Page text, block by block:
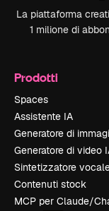
La piattaforma
1 milione di
Prodotti
Spaces
Assistente IA
Generatore di
Generatore di video
Sintetizzatore
Contenuti stock
MCP per Claude/